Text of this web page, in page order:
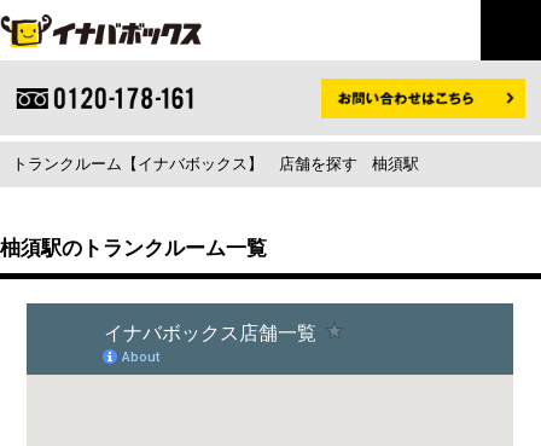
トランクルーム【イナバボックス】 店舗を探す 柚須駅
柚須駅のトランクルーム一覧